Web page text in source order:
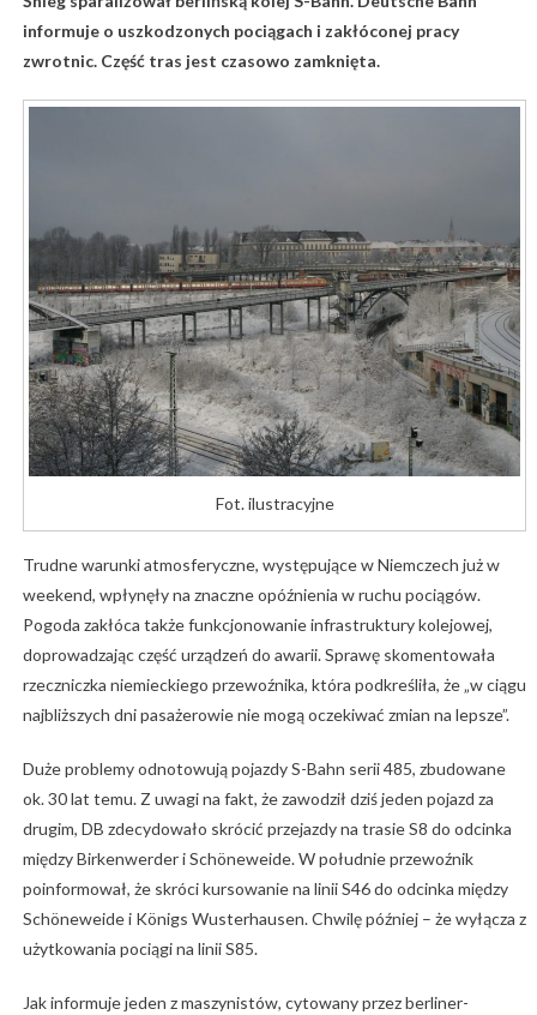
informuje o uszkodzonych pociągach i zakłóconej pracy
zwrotnic. Część tras jest czasowo zamknięta.
Fot. ilustracyjne
Trudne warunki atmosferyczne, występujące w Niemczech już w
weekend, wpłynęły na znaczne opóźnienia w ruchu pociągów.
Pogoda zakłóca także funkcjonowanie infrastruktury kolejowej,
doprowadzając część urządzeń do awarii. Sprawę skomentowała
rzeczniczka niemieckiego przewoźnika, która podkreśliła, że „w ciągu
najbliższych dni pasażerowie nie mogą oczekiwać zmian na lepsze”.
Duże problemy odnotowują pojazdy S-Bahn serii 485, zbudowane
ok. 30 lat temu. Z uwagi na fakt, że zawodził dziś jeden pojazd za
drugim, DB zdecydowało skrócić przejazdy na trasie S8 do odcinka
między Birkenwerder i Schöneweide. W południe przewoźnik
poinformował, że skróci kursowanie na linii S46 do odcinka między
Schöneweide i Königs Wusterhausen. Chwilę później – że wyłącza z
użytkowania pociągi na linii S85.
Jak informuje jeden z maszynistów, cytowany przez berliner-